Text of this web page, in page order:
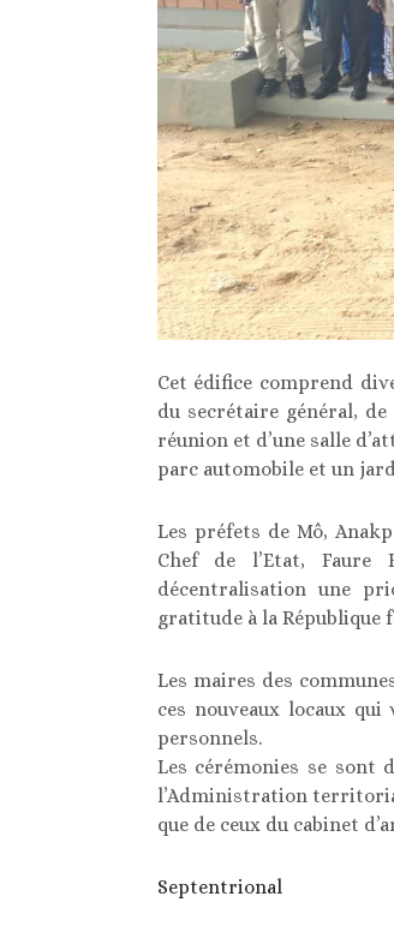
Cet édifice comprend
du secrétaire général, de
réunion et d’une salle
parc automobile et un
Les préfets de Mô,
Chef de l’Etat, Faure
décentralisation une
gratitude à la République
Les maires des
ces nouveaux locaux
personnels.
Les cérémonies se sont
l’Administration
que de ceux du cabinet
Septentrional